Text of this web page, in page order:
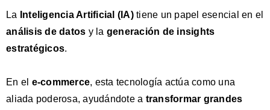
La Inteligencia Artificial (IA)tiene un papel esencial en el
análisis de datos y la generación de insights
estratégicos.
En el e-commerce, esta tecnología actúa como una
aliada poderosa, ayudándote a transformar grandes